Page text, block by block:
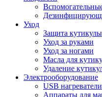
Уход
Защита кутикулы
Уход за руками
Уход за ногами
Масла для
Удаление
Электрооборудование
USB нагреватели
Аппараты для